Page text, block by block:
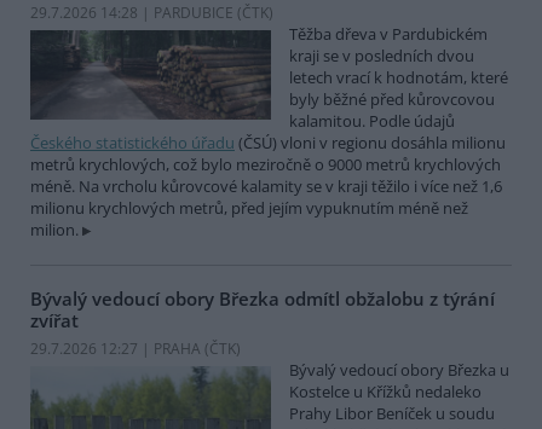
29.7.2026 14:28 | PARDUBICE (ČTK)
Těžba dřeva v Pardubickém
kraji se v posledních dvou
letech vrací k hodnotám, které
byly běžné před kůrovcovou
kalamitou. Podle údajů
Českého statistického úřadu (ČSÚ) vloni v regionu dosáhla milionu
metrů krychlových, což bylo meziročně o 9000 metrů krychlových
méně. Na vrcholu kůrovcové kalamity se v kraji těžilo i více než 1,6
milionu krychlových metrů, před jejím vypuknutím méně než
milion.
Bývalý vedoucí obory Březka odmítl obžalobu z týrání
zvířat
29.7.2026 12:27 | PRAHA (ČTK)
Bývalý vedoucí obory Březka u
Kostelce u Křížků nedaleko
Prahy Libor Beníček u soudu